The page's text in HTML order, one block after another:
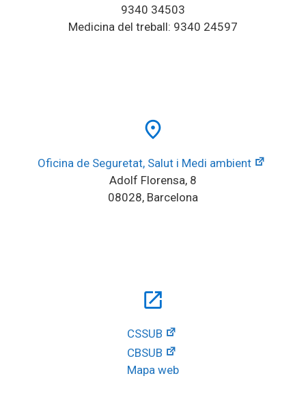
9340 34503
Medicina del treball: 9340 24597
place
Oficina de Seguretat, Salut i Medi ambient
Adolf Florensa, 8
08028, Barcelona
open_in_new
CSSUB
CBSUB
Mapa web